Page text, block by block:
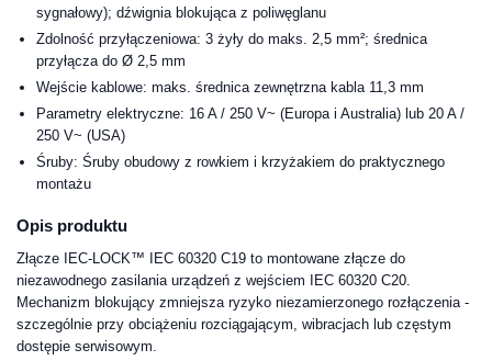
sygnałowy); dźwignia blokująca z poliwęglanu
Zdolność przyłączeniowa: 3 żyły do maks. 2,5 mm²; średnica
przyłącza do Ø 2,5 mm
Wejście kablowe: maks. średnica zewnętrzna kabla 11,3 mm
Parametry elektryczne: 16 A / 250 V~ (Europa i Australia) lub 20 A /
250 V~ (USA)
Śruby: Śruby obudowy z rowkiem i krzyżakiem do praktycznego
montażu
Opis produktu
Złącze IEC-LOCK™ IEC 60320 C19 to montowane złącze do
niezawodnego zasilania urządzeń z wejściem IEC 60320 C20.
Mechanizm blokujący zmniejsza ryzyko niezamierzonego rozłączenia -
szczególnie przy obciążeniu rozciągającym, wibracjach lub częstym
dostępie serwisowym.